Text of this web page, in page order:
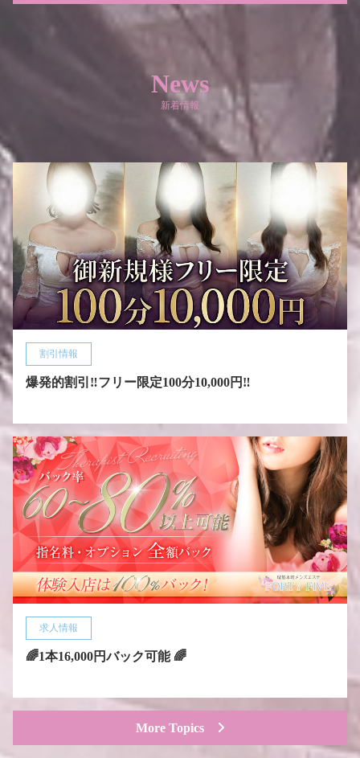
News
新着情報
割引情報
爆発的割引‼️フリー限定100分10,000円‼️
求人情報
🌈1本16,000円バック可能 🌈
More Topics